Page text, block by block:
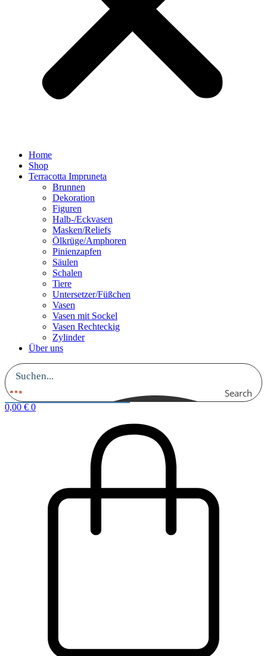
Home
Shop
Terracotta Impruneta
Brunnen
Dekoration
Figuren
Halb-/Eckvasen
Masken/Reliefs
Ölkrüge/Amphoren
Pinienzapfen
Säulen
Schalen
Tiere
Untersetzer/Füßchen
Vasen
Vasen mit Sockel
Vasen Rechteckig
Zylinder
Über uns
Search
0,00 € 0